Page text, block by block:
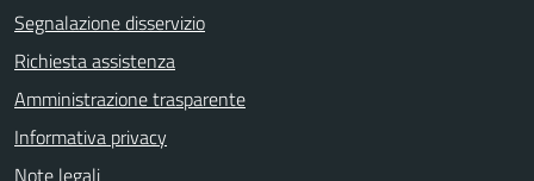
Segnalazione disservizio
Richiesta assistenza
Amministrazione trasparente
Informativa privacy
Note legali